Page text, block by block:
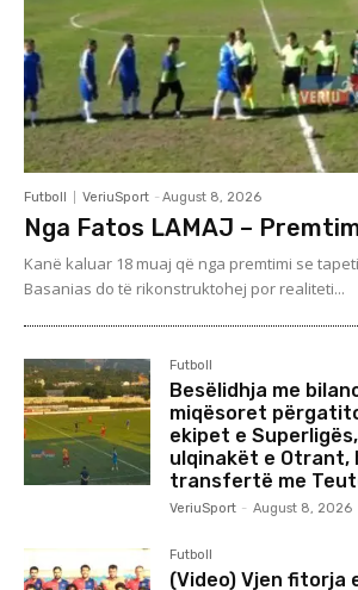
Futboll VeriuSport - August 8, 2026
Nga Fatos LAMAJ –
Kanë kaluar 18 muaj që nga premtimi se
Basanias do të rikonstruktohej por realiteti...
Futboll
Besëlidhja me
miqësoret
ekipet e
ulqinakët e Otrant,
transfertë me
VeriuSport - August 8, 2026
Futboll
(Video) Vjen fitorja